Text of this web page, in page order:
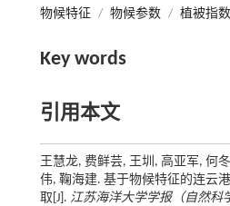
物候特征 / 物候参数 / 植被指数
Key words
引用本文
王慧龙, 费鲜芸, 王圳, 高亚军, 何
伟, 鞠海建. 基于物候特征的连云
取[J]. 江苏海洋大学学报（自然科